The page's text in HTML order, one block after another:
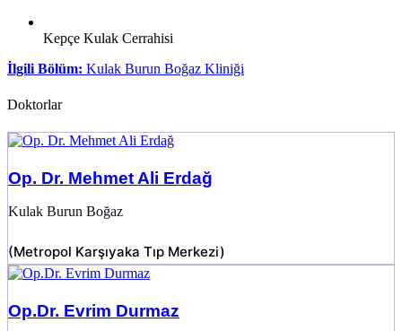
Kepçe Kulak Cerrahisi
İlgili Bölüm: Kulak Burun Boğaz Kliniği
Doktorlar
Op. Dr. Mehmet Ali Erdağ
Kulak Burun Boğaz
(Metropol Karşıyaka Tıp Merkezi)
Op.Dr. Evrim Durmaz